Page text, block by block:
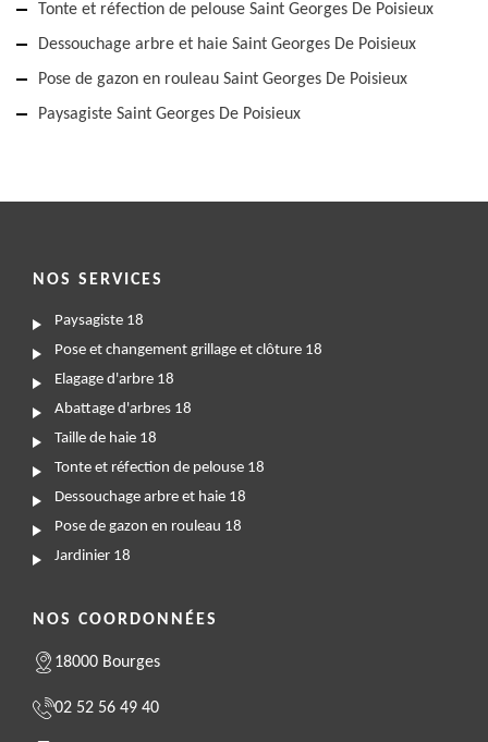
Tonte et réfection de pelouse Saint Georges De Poisieux
Dessouchage arbre et haie Saint Georges De Poisieux
Pose de gazon en rouleau Saint Georges De Poisieux
Paysagiste Saint Georges De Poisieux
NOS SERVICES
Paysagiste 18
Pose et changement grillage et clôture 18
Elagage d'arbre 18
Abattage d'arbres 18
Taille de haie 18
Tonte et réfection de pelouse 18
Dessouchage arbre et haie 18
Pose de gazon en rouleau 18
Jardinier 18
NOS COORDONNÉES
18000 Bourges
02 52 56 49 40